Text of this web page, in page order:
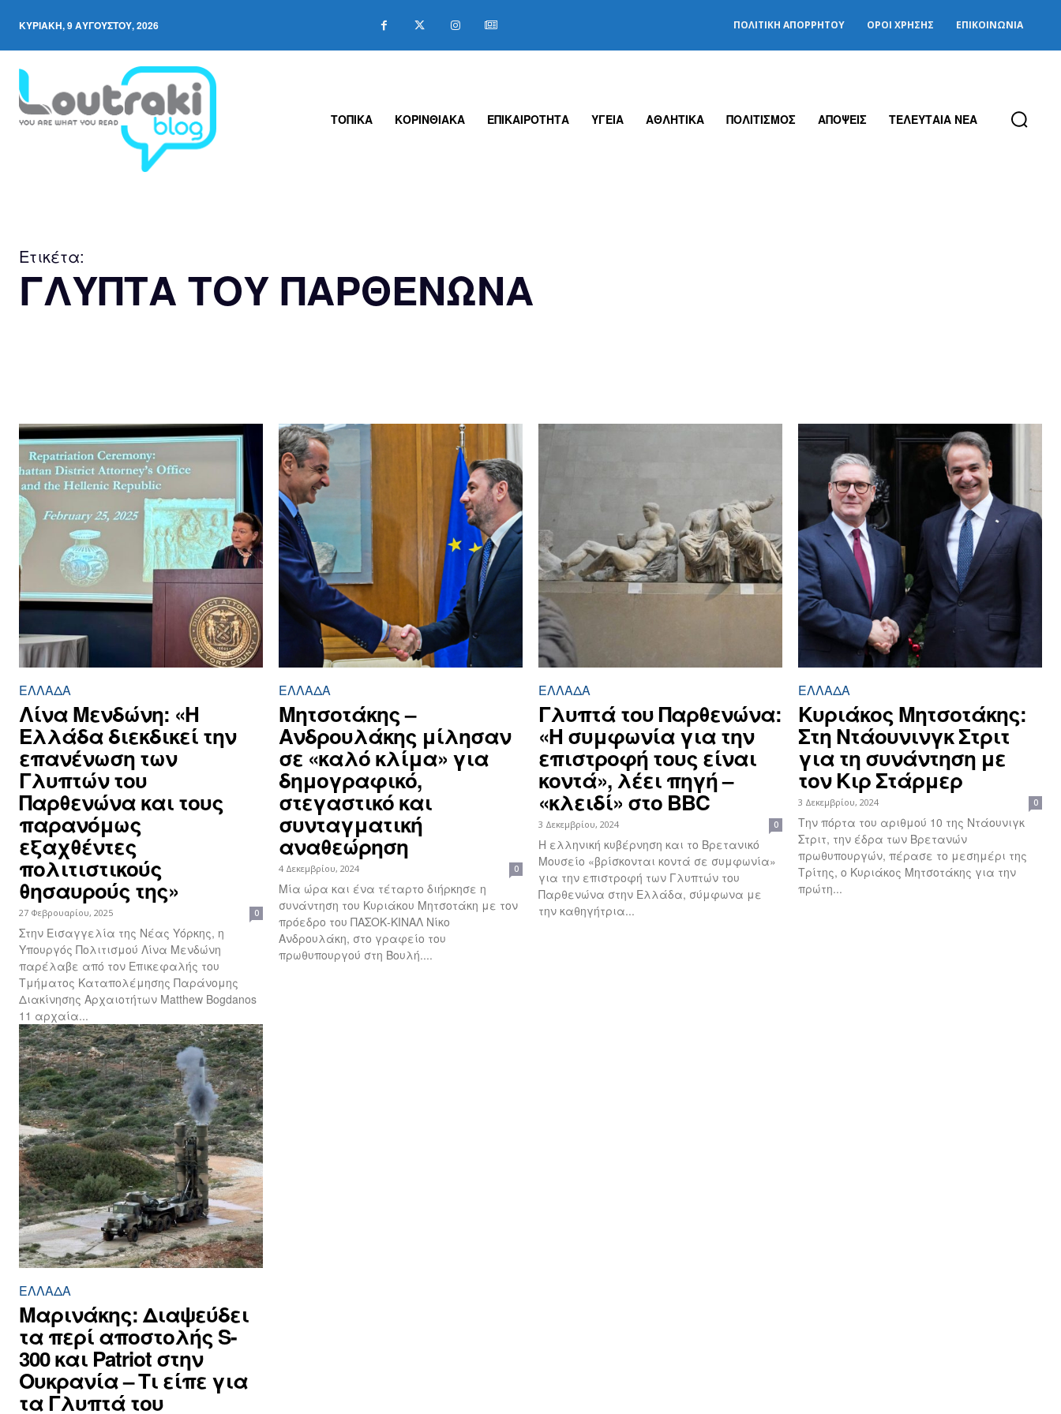
ΚΥΡΙΑΚΉ, 9 ΑΥΓΟΎΣΤΟΥ, 2026 ΠΟΛΙΤΙΚΉ ΑΠΟΡΡΉΤΟΥ ΌΡΟΙ ΧΡΉΣΗΣ ΕΠΙΚΟΙΝΩΝΊΑ
ΤΟΠΙΚΑ ΚΟΡΙΝΘΙΑΚΑ ΕΠΙΚΑΙΡΟΤΗΤΑ ΥΓΕΙΑ ΑΘΛΗΤΙΚΑ ΠΟΛΙΤΙΣΜΟΣ ΑΠΟΨΕΙΣ ΤΕΛΕΥΤΑΙΑ ΝΕΑ
Ετικέτα:
ΓΛΥΠΤΑ ΤΟΥ ΠΑΡΘΕΝΩΝΑ
ΕΛΛΆΔΑ
Λίνα Μενδώνη: «Η
Ελλάδα διεκδικεί την
επανένωση των
Γλυπτών του
Παρθενώνα και τους
παρανόμως
εξαχθέντες
πολιτιστικούς
θησαυρούς της»
27 Φεβρουαρίου, 2025 0
Στην Εισαγγελία της Νέας Υόρκης, η
Υπουργός Πολιτισμού Λίνα Μενδώνη
παρέλαβε από τον Επικεφαλής του
Τμήματος Καταπολέμησης Παράνομης
Διακίνησης Αρχαιοτήτων Matthew Bogdanos
11 αρχαία...
ΕΛΛΆΔΑ
Μητσοτάκης –
Ανδρουλάκης μίλησαν
σε «καλό κλίμα» για
δημογραφικό,
στεγαστικό και
συνταγματική
αναθεώρηση
4 Δεκεμβρίου, 2024 0
Μία ώρα και ένα τέταρτο διήρκησε η
συνάντηση του Κυριάκου Μητσοτάκη με τον
πρόεδρο του ΠΑΣΟΚ-ΚΙΝΑΛ Νίκο
Ανδρουλάκη, στο γραφείο του
πρωθυπουργού στη Βουλή....
ΕΛΛΆΔΑ
Γλυπτά του Παρθενώνα:
«Η συμφωνία για την
επιστροφή τους είναι
κοντά», λέει πηγή –
«κλειδί» στο BBC
3 Δεκεμβρίου, 2024 0
Η ελληνική κυβέρνηση και το Βρετανικό
Μουσείο «βρίσκονται κοντά σε συμφωνία»
για την επιστροφή των Γλυπτών του
Παρθενώνα στην Ελλάδα, σύμφωνα με
την καθηγήτρια...
ΕΛΛΆΔΑ
Κυριάκος Μητσοτάκης:
Στη Ντάουνινγκ Στριτ
για τη συνάντηση με
τον Κιρ Στάρμερ
3 Δεκεμβρίου, 2024 0
Την πόρτα του αριθμού 10 της Ντάουνιγκ
Στριτ, την έδρα των Βρετανών
πρωθυπουργών, πέρασε το μεσημέρι της
Τρίτης, ο Κυριάκος Μητσοτάκης για την
πρώτη...
ΕΛΛΆΔΑ
Μαρινάκης: Διαψεύδει
τα περί αποστολής S-
300 και Patriot στην
Ουκρανία – Τι είπε για
τα Γλυπτά του